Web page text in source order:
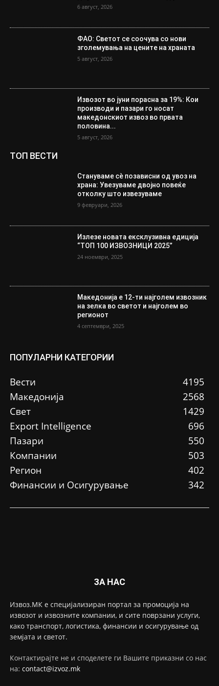
6 август, 2026
ФАО: Светот се соочува со нови
зголемувања на цените на храната
5 август, 2026
Извозот во јуни порасна за 19%: Кои
производи и пазари го носат
македонскиот извоз во првата
половина...
5 август, 2026
ТОП ВЕСТИ
Стануваме сè позависни од увоз на
храна: Увезуваме двојно повеќе
отколку што извезуваме
9 февруари, 2026
Излезе новата ексклузивна едиција
“ТОП 100 ИЗВОЗНИЦИ 2025”
24 ноември, 2025
Македонија е 12-ти најголем извозник
на зелка во светот и најголем во
регионот
4 септември, 2025
ПОПУЛАРНИ КАТЕГОРИИ
Вести
4195
Македонија
2568
Свет
1429
Еxport Intelligence
696
Пазари
550
Компании
503
Регион
402
Финансии и Осигурување
342
ЗА НАС
Извоз.МК е специјализиран портал за промоција на
извозот и извозните компании, и сите поврзани услуги,
како транспорт, логистика, финансии и осигурување од
земјата и светот.
Контактирајте не и споделете ги Вашите приказни со нас
на: contact@izvoz.mk